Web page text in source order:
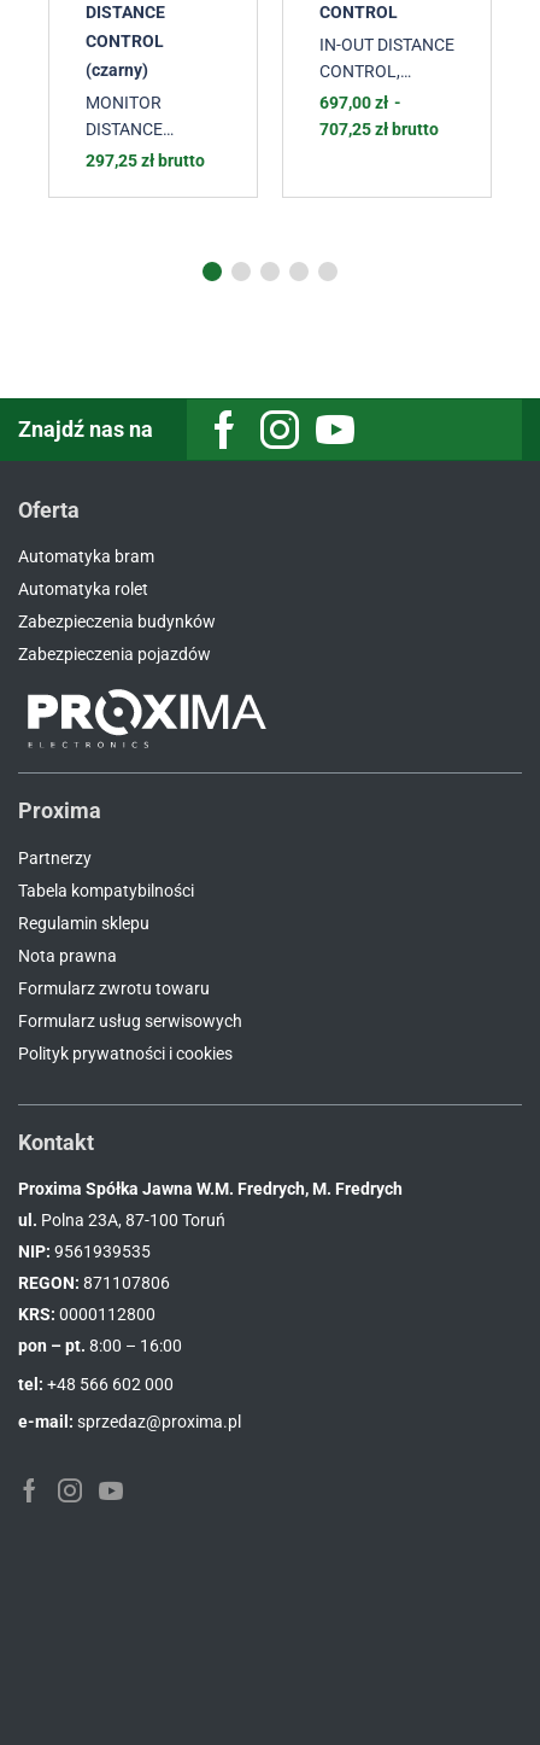
DISTANCE
CONTROL
(czarny)
MONITOR
DISTANCE
CONTROL,
297,25zł brutto
CONTROL
IN-OUT DISTANCE
CONTROL ,
Sterowanie
radiowe
697,00zł -
707,25zł brutto
Znajdź nas na
Oferta
Automatyka bram
Automatyka rolet
Zabezpieczenia budynków
Zabezpieczenia pojazdów
Proxima
Partnerzy
Tabela kompatybilności
Regulamin sklepu
Nota prawna
Formularz zwrotu towaru
Formularz usług serwisowych
Polityk prywatności i cookies
Kontakt
Proxima Spółka Jawna W.M. Fredrych, M. Fredrych
ul. Polna 23A, 87-100 Toruń
NIP: 9561939535
REGON: 871107806
KRS: 0000112800
pon – pt. 8:00 – 16:00
tel: +48 566 602 000
e-mail: sprzedaz@proxima.pl